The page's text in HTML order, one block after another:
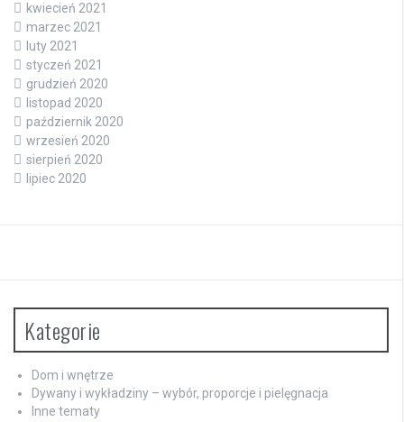
kwiecień 2021
marzec 2021
luty 2021
styczeń 2021
grudzień 2020
listopad 2020
październik 2020
wrzesień 2020
sierpień 2020
lipiec 2020
Kategorie
Dom i wnętrze
Dywany i wykładziny – wybór, proporcje i pielęgnacja
Inne tematy